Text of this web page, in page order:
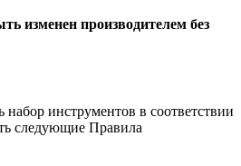
изменен производителем без
набор инструментов в соответствии
следующие Правила